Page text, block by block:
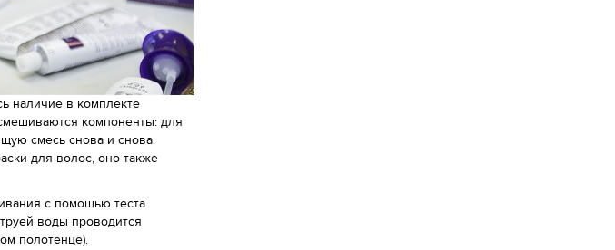
наличие в комплекте
компоненты: для
смесь снова и снова.
для волос, оно также
с помощью теста
воды проводится
полотенце).